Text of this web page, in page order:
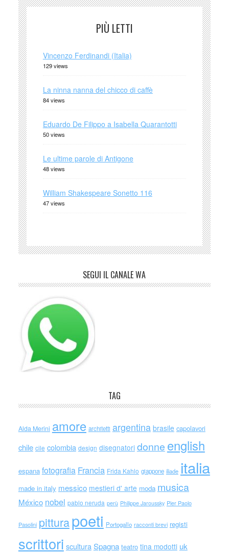
PIÙ LETTI
Vincenzo Ferdinandi (Italia)
129 views
La ninna nanna del chicco di caffè
84 views
Eduardo De Filippo a Isabella Quarantotti
50 views
Le ultime parole di Antigone
48 views
William Shakespeare Sonetto 116
47 views
SEGUI IL CANALE WA
TAG
Alda Merini amore architetti argentina brasile capolavori
chile cile colombia design disegnatori donne english
espana fotografia Francia Frida Kahlo giappone iliade italia
made in italy messico mestieri d' arte moda musica
México nobel pablo neruda perù Philippe Jaroussky Pier Paolo
Pasolini pitturapoeti Portogallo racconti brevi registi
scrittori scultura Spagna teatro tina modotti uk